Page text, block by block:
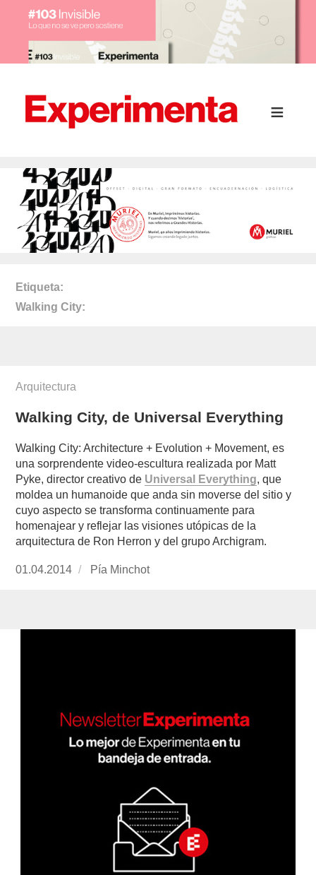
Etiqueta
Walking City
Arquitectura
Walking City, de Universal Everything
Walking City: Architecture + Evolution + Movement, es
una sorprendente video-escultura realizada por Matt
Pyke, director creativo de Universal Everything, que
moldea un humanoide que anda sin moverse del sitio y
cuyo aspecto se transforma continuamente para
homenajear y reflejar las visiones utópicas de la
arquitectura de Ron Herron y del grupo Archigram.
Publicado
01.04.2014 https://www.experimenta.es/author/pia/
Pía Minchot